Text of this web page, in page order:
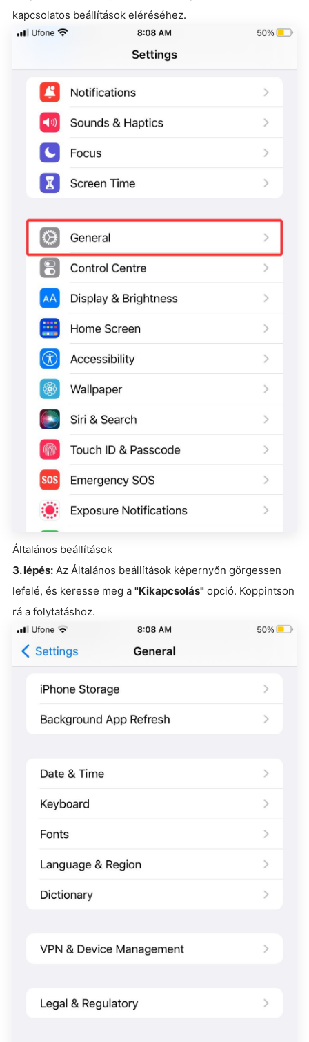
kapcsolatos beállítások eléréséhez.
Általános beállítások
3. lépés: Az Általános beállítások képernyőn görgessen
lefelé, és keresse meg a "Kikapcsolás" opció. Koppintson
rá a folytatáshoz.